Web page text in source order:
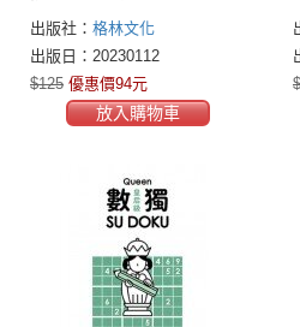
出版社： 格林文化
出版日：20230112
$125 優惠價94元
放入購物車